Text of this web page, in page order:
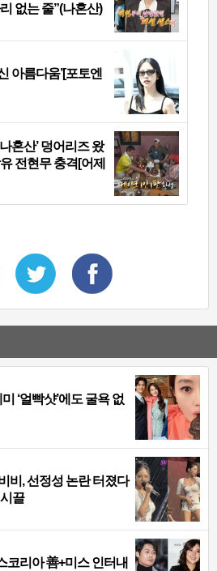
없는 줄”(나혼산)
아름다움’[포토엔
혼산’ 덩어리즈 왔
전현무 충격[어제
‘얼빡샷’에도 굴욕 없
비, 선정성 논란 터졌다
끌
코리아 善+미스 인터내